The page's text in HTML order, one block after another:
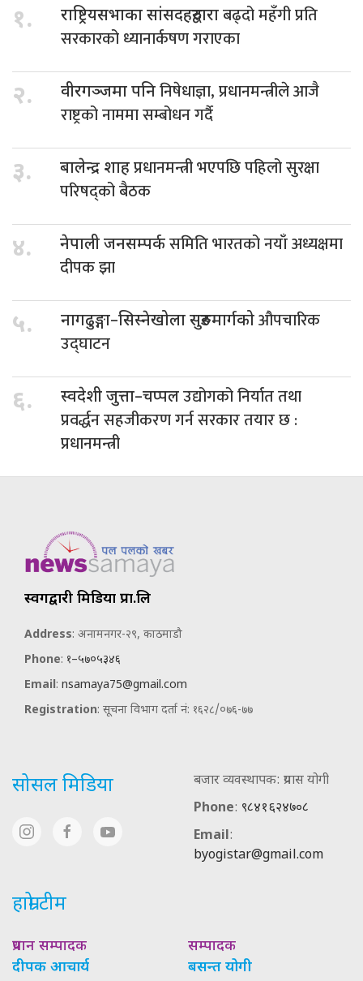
१. राष्ट्रियसभाका सांसदहरुद्वाराबढ्दो महँगी प्रति
सरकारको ध्यानार्कषण गराएका
२. वीरगञ्जमा पनिनिषेधाज्ञा, प्रधानमन्त्रीले आजै
राष्ट्रको नाममा सम्बोधन गर्दै
३. बालेन्द्र शाहप्रधानमन्त्री भएपछि पहिलो सुरक्षा
परिषद्को बैठक
४. नेपाली जनसम्पर्कसमिति भारतको नयाँ अध्यक्षमा
दीपक झा
५. नागढुङ्गा–सिस्नेखोला सुरुङमार्गकोऔपचारिक
उद्घाटन
६. स्वदेशी जुत्ता–चप्पलउद्योगको निर्यात तथा
प्रवर्द्धन सहजीकरण गर्न सरकार तयार छ :
प्रधानमन्त्री
स्वर्गद्वारी मिडिया प्रा.लि
Address: अनामनगर-२९, काठमाडौ
Phone: १–५७०५३४६
Email: nsamaya75@gmail.com
Registration: सूचना विभाग दर्ता नं: १६२८/०७६-७७
सोसल मिडिया
बजार व्यवस्थापक: प्रयास योगी
Phone: ९८४१६२४७०८
Email:
byogistar@gmail.com
हाम्रो टीम
प्रधान सम्पादक
दीपक आचार्य
सम्पादक
बसन्त योगी